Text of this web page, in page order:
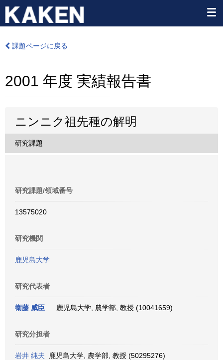
課題ページに戻る
2001 年度 実績報告書
ニンニク祖先種の解明
研究課題
研究課題/領域番号
13575020
研究機関
鹿児島大学
研究代表者
衛藤 威臣 鹿児島大学, 農学部, 教授 (10041659)
研究分担者
岩井 純夫 鹿児島大学, 農学部, 教授 (50295276)